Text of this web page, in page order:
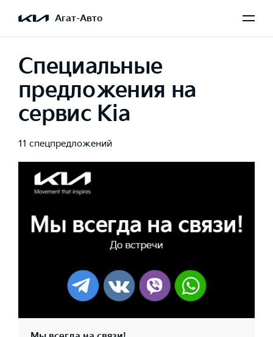
Агат-Авто
Специальные
предложения на
сервис Kia
11 спецпредложений